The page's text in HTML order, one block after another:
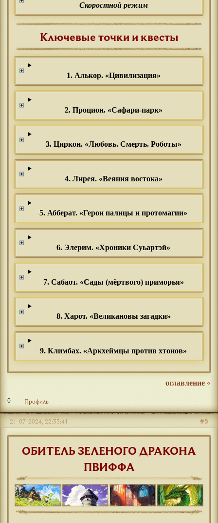
Скоростной режим
Ключевые точки и квесты
1. Алькор. «Цивилизация»
2. Процион. «Сафари-парк»
3. Циркон. «Любовь. Смерть. Роботы»
4. Лирея. «Веяния востока»
5. Абберат. «Герои палицы и протомагии»
6. Элерим. «Хроники Суьартэй»
7. Сабаот. «Сады (мёртвого) приморья»
8. Харот. «Великановы загадки»
9. Климбах. «Аркхеймцы против хтонов»
оглавление «
0 Профиль
#5
21-07-2024, 22:35:41
ОБИТЕЛЬ ЗЕЛЕНОГО ДРАКОНА
ПВИФФА